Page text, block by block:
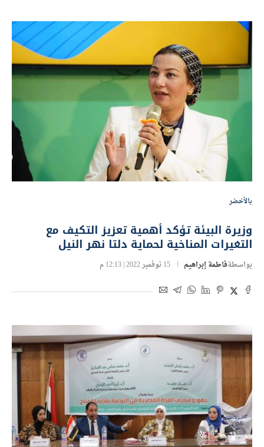
بالأخضر
وزيرة البيئة تؤكد أهمية تعزيز التكيف مع
التغيرات المناخية لحماية دلتا نهر النيل
بواسطةفاطمة إبراهيم 15 نوفمبر 2022 | 12:13 م